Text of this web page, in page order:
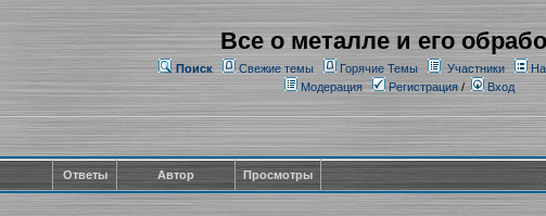
Все о металле и его
Поиск Свежие темы Горячие Темы Участники
На
Модерация
Регистрация/ Вход
Ответы Автор Просмотры